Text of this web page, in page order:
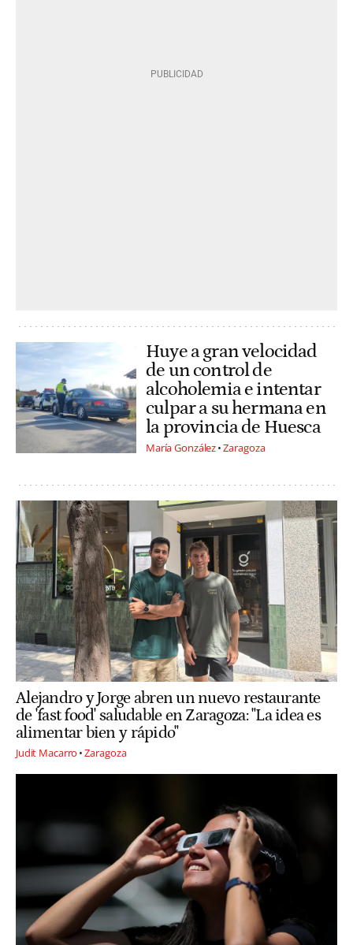
Huye a gran velocidad
de un control de
alcoholemia e intentar
culpar a su hermana en
la provincia de Huesca
María González Zaragoza
Alejandro y Jorge abren un nuevo restaurante
de 'fast food' saludable en Zaragoza: "La idea es
alimentar bien y rápido"
Judit Macarro Zaragoza